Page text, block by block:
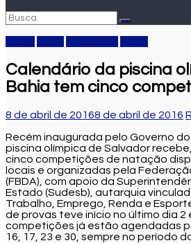
Calendário da piscina
Bahia tem cinco
8 de abril de 20168 de abril de 2016
Recém inaugurada pelo Governo
piscina olímpica de Salvador
cinco competições de natação
locais e organizadas pela
(FBDA), com apoio da
Estado (Sudesb), autarquia
Trabalho, Emprego, Renda e
de provas teve início no último dia 2
competições já estão agendadas
16, 17, 23 e 30, sempre no período